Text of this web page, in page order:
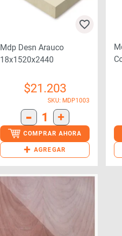
Mdp Desn Arauco
18x1520x2440
$21.203
SKU: MDP1003
- 1 +
COMPRAR AHORA
+ AGREGAR